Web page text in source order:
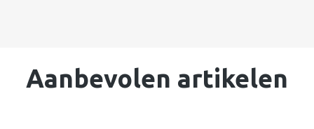
Aanbevolen artikelen